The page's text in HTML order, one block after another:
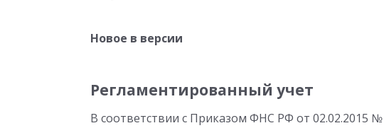
Новое в версии
Регламентированный учет
В соответствии с Приказом ФНС РФ от 02.02.2015